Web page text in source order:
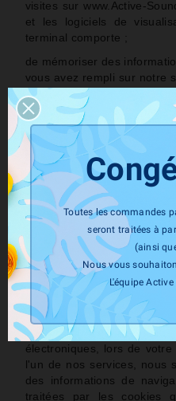
visites sur www.Active-
et les logiciels de
terminal comporte ;
de mémoriser des
vous avez rempli sur notre
compte) ou à des
vous avez choisis sur
de votre panier de
de vous permettre
personnels de notre site,
à des identifiants ou des
éventuellement
de mettre en œuvre des
lorsqu'il vous est demandé
un contenu ou à un service
d'adapter notre offre à
vous soumettre des
dans la mesure où vous
personnelles vous
électroniques, lors de
l'un de nos services, nous
des informations de
traitées par les cookies
Toutes les commandes
seront traitées à
(ainsi
Nous vous
L'équipe